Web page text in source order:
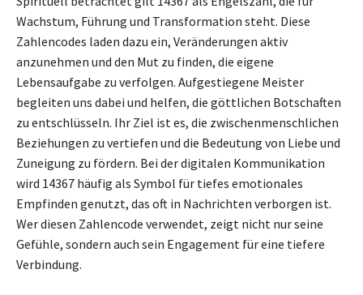
Wachstum, Führung und Transformation steht. Diese
Zahlencodes laden dazu ein, Veränderungen aktiv
anzunehmen und den Mut zu finden, die eigene
Lebensaufgabe zu verfolgen. Aufgestiegene Meister
begleiten uns dabei und helfen, die göttlichen Botschaften
zu entschlüsseln. Ihr Ziel ist es, die zwischenmenschlichen
Beziehungen zu vertiefen und die Bedeutung von Liebe und
Zuneigung zu fördern. Bei der digitalen Kommunikation
wird 14367 häufig als Symbol für tiefes emotionales
Empfinden genutzt, das oft in Nachrichten verborgen ist.
Wer diesen Zahlencode verwendet, zeigt nicht nur seine
Gefühle, sondern auch sein Engagement für eine tiefere
Verbindung.